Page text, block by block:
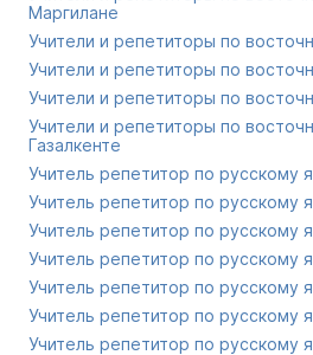
Маргилане
Учители и репетиторы по
Учители и репетиторы по
Учители и репетиторы по
Учители и репетиторы по
Газалкенте
Учитель репетитор по русскому
Учитель репетитор по русскому
Учитель репетитор по русскому
Учитель репетитор по русскому
Учитель репетитор по русскому
Учитель репетитор по русскому
Учитель репетитор по русскому